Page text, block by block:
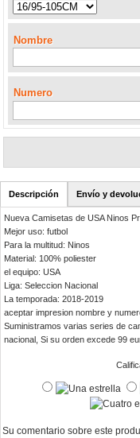
Nombre
Numero
Descripción Envío y
Nueva Camisetas de USA Ninos
Mejor uso: futbol
Para la multitud: Ninos
Material: 100% poliester
el equipo: USA
Liga: Seleccion Nacional
La temporada: 2018-2019
aceptar impresion nombre y
Suministramos varias series de
nacional, Si su orden excede 99
Su comentario sobre este